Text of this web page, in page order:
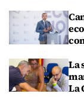
La
La